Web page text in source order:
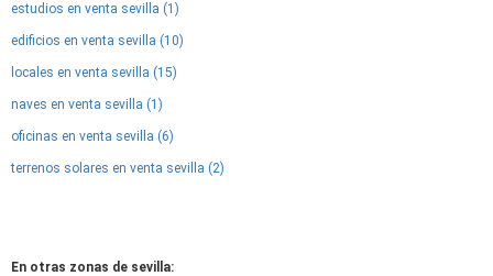
estudios en venta sevilla (1)
edificios en venta sevilla (10)
locales en venta sevilla (15)
naves en venta sevilla (1)
oficinas en venta sevilla (6)
terrenos solares en venta sevilla (2)
En otras zonas de sevilla: